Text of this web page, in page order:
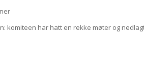
komiteen har hatt en rekke møter og